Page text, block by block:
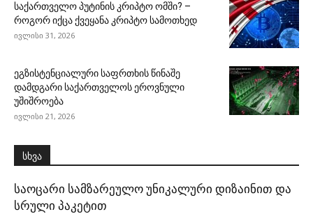
საქართველო პუტინის კრიპტო ომში? –
როგორ იქცა ქვეყანა კრიპტო სამოთხედ
ივლისი 31, 2026
ეგზისტენციალური საფრთხის წინაშე
დამდგარი საქართველოს ეროვნული
უშიშროება
ივლისი 21, 2026
სხვა
საოცარი სამზარეულო უნიკალური დიზაინით და
სრული პაკეტით